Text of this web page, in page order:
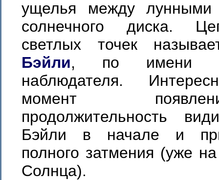
ущелья между лунными
солнечного диска.
светлых точек
Бэйли, по имени
наблюдателя.
момент
продолжительность
Бэйли в начале и
полного затмения (уже
Солнца).